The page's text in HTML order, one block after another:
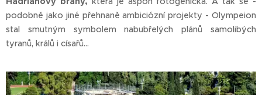
podobně jako jiné přehnaně ambiciózní projekty - Olympeion
stal smutným symbolem nabubřelých plánů samolibých
tyranů, králů i císařů...